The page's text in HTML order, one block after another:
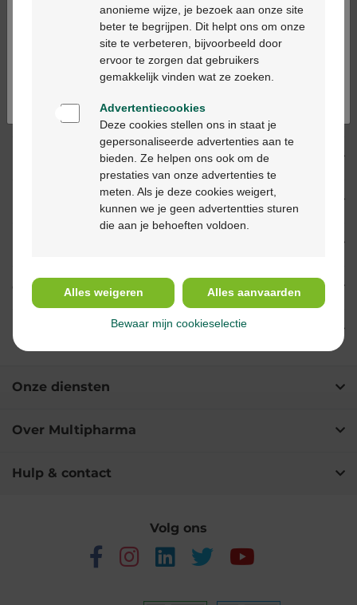
levering in je Multipharma apotheek
levering thuis vanaf €55
betalen
Klantendienstvia chat ofcontactformulier
Productbeschrijving
Eigenschappen
Gebruik
Onze diensten
Over Multipharma
Hulp & contact
Volg ons
Ga verder in het nederlands
Continuez en français
anonieme wijze, je bezoek aan onze site
beter te begrijpen. Dit helpt ons om onze
site te verbeteren, bijvoorbeeld door
ervoor te zorgen dat gebruikers
gemakkelijk vinden wat ze zoeken.
Advertentiecookies
Deze cookies stellen ons in staat je
gepersonaliseerde advertenties aan te
bieden. Ze helpen ons ook om de
prestaties van onze advertenties te
meten. Als je deze cookies weigert,
kunnen we je geen advertentties sturen
die aan je behoeften voldoen.
Alles weigeren Alles aanvaarden
Bewaar mijn cookieselectie